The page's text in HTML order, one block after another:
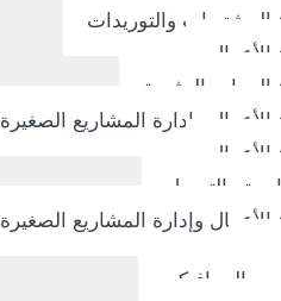
المشتريات والتوريدات
الأعمال
الموارد البشرية
الأعمال وإدارة المشاريع الصغيرة
الأعمال
والتمويل
الأعمال وإدارة المشاريع الصغيرة
الجرافيكي